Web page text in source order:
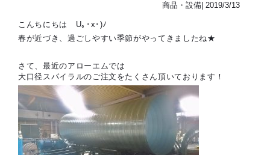
商品・設備| 2019/3/13
こんちにちは U｡･x･)ﾉ
春が近づき、過ごしやすい季節がやってきましたね★
さて、最近のアローエムでは
大口径スパイラルのご注文をたくさん頂いております！